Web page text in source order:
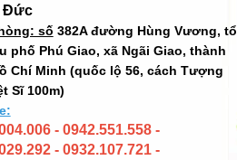
Đức
số 382A đường Hùng Vương, tổ
phố Phú Giao, xã Ngãi Giao, thành
Chí Minh (quốc lộ 56, cách Tượng
Sĩ 100m)
- 0942.551.558 -
- 0932.107.721 -